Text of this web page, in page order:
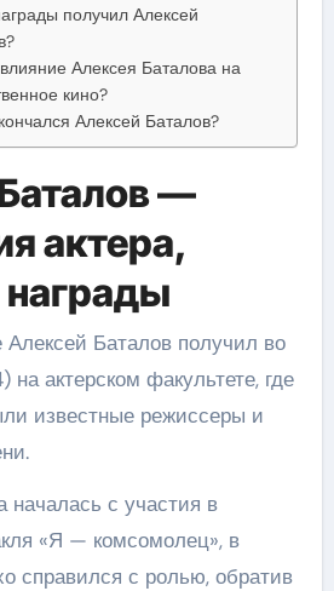
получил Алексей
Алексея Баталова на
кино?
Алексей Баталов?
—
актера,
Алексей Баталов получил во
актерском факультете, где
известные режиссеры и
началась с участия в
«Я — комсомолец», в
справился с ролью, обратив